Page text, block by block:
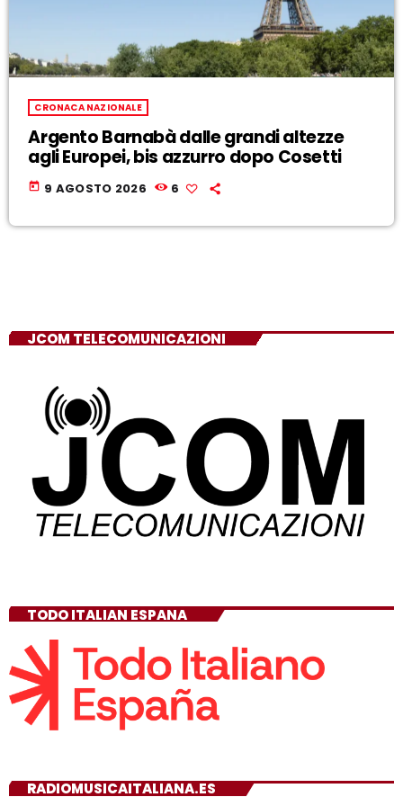
CRONACA NAZIONALE
Argento Barnabà dalle grandi altezze
agli Europei, bis azzurro dopo Cosetti
today 9 AGOSTO 2026 6
JCOM TELECOMUNICAZIONI
TODO ITALIAN ESPANA
RADIOMUSICAITALIANA.ES